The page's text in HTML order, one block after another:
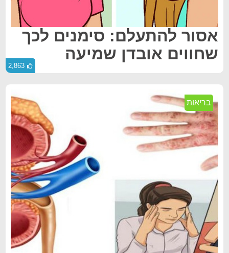
אסור להתעלם: סימנים לכך
שחווים אובדן שמיעה
2,863
בריאות